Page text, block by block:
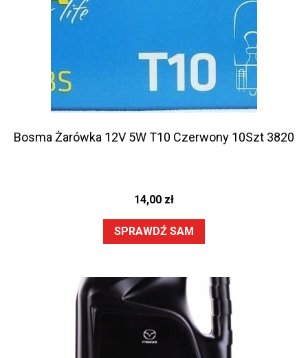
Bosma Żarówka 12V 5W T10 Czerwony 10Szt 3820
14,00 zł
SPRAWDŹ SAM